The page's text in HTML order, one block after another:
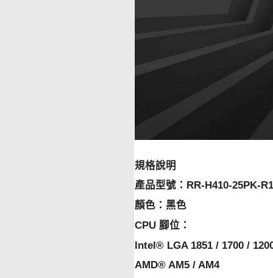
規格說明
產品型號：RR-H410-25PK-R1
顏色：黑色
CPU 腳位：
Intel® LGA 1851 / 1700 /
AMD® AM5 / AM4